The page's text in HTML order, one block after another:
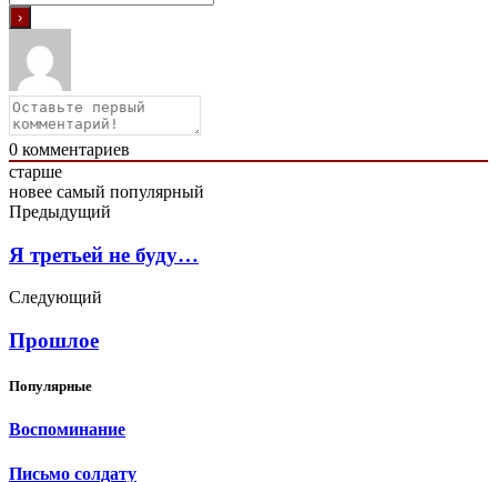
0 комментариев
старше
новее самый популярный
Предыдущий
Я третьей не буду…
Следующий
Прошлое
Популярные
Воспоминание
Письмо солдату